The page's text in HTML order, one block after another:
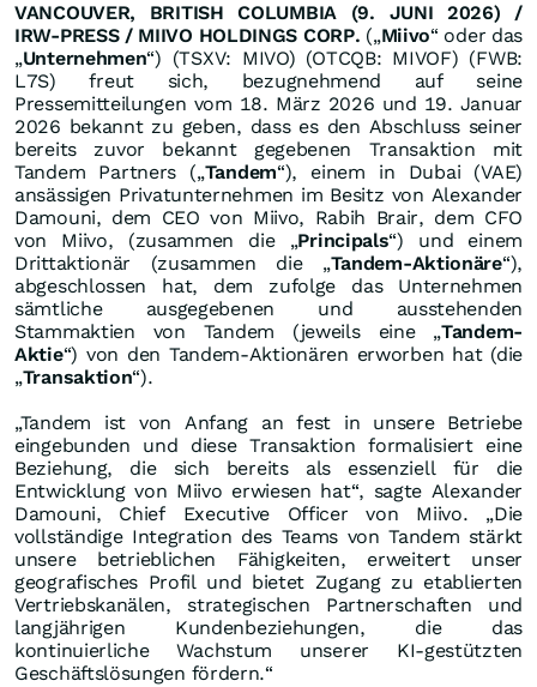
VANCOUVER, BRITISH COLUMBIA (9. JUNI 2026) /
IRW-PRESS / MIIVO HOLDINGS CORP. („Miivo“ oder das
„Unternehmen“) (TSXV: MIVO) (OTCQB: MIVOF) (FWB:
L7S) freut sich, bezugnehmend auf seine
Pressemitteilungen vom 18. März 2026 und 19. Januar
2026 bekannt zu geben, dass es den Abschluss seiner
bereits zuvor bekannt gegebenen Transaktion mit
Tandem Partners („Tandem“), einem in Dubai (VAE)
ansässigen Privatunternehmen im Besitz von Alexander
Damouni, dem CEO von Miivo, Rabih Brair, dem CFO
von Miivo, (zusammen die „Principals“) und einem
Drittaktionär (zusammen die „Tandem-Aktionäre“),
abgeschlossen hat, dem zufolge das Unternehmen
sämtliche ausgegebenen und ausstehenden
Stammaktien von Tandem (jeweils eine „Tandem-
Aktie“) von den Tandem-Aktionären erworben hat (die
„Transaktion“).
„Tandem ist von Anfang an fest in unsere Betriebe
eingebunden und diese Transaktion formalisiert eine
Beziehung, die sich bereits als essenziell für die
Entwicklung von Miivo erwiesen hat“, sagte Alexander
Damouni, Chief Executive Officer von Miivo. „Die
vollständige Integration des Teams von Tandem stärkt
unsere betrieblichen Fähigkeiten, erweitert unser
geografisches Profil und bietet Zugang zu etablierten
Vertriebskanälen, strategischen Partnerschaften und
langjährigen Kundenbeziehungen, die das
kontinuierliche Wachstum unserer KI-gestützten
Geschäftslösungen fördern.“